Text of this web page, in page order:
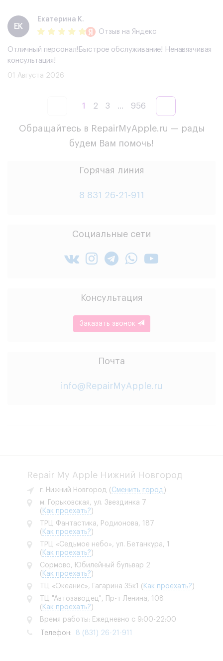
ЕК
Екатерина К.
Отзыв на Яндекс
Отличный персонал!Быстрое обслуживание! Ненавязчивая
консультация!
01 Августа 2026
1 2 3 ... 956
Обращайтесь в RepairMyApple.ru — рады
будем Вам помочь!
Горячая линия
8 831 26-21-911
Социальные сети
Консультация
Заказать звонок
Почта
info@RepairMyApple.ru
Repair My Apple Нижний Новгород
г. Нижний Новгород ( Сменить город )
м. Горьковская, ул. Звездинка 7
( Как проехать?)
ТРЦ Фантастика, Родионова, 187
( Как проехать?)
ТРЦ «Седьмое небо», ул. Бетанкура, 1
( Как проехать?)
Сормово, Юбилейный бульвар 2
( Как проехать?)
ТЦ «Океанис», Гагарина 35к1 ( Как проехать?)
ТЦ "Автозаводец", Пр-т Ленина, 108
( Как проехать?)
Время работы: Ежедневно с 9:00-22:00
Телефон: 8 (831) 26-21-911